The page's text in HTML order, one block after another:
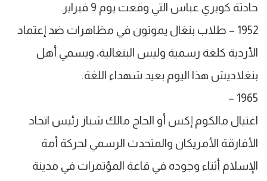
حادثة كوبري عباس التي وقعت يوم 9 فبراير.
1952 – طلاب بنغال يموتون في مظاهرات ضد إعتماد
الأردية كلغة رسمية وليس البنغالية، ويسمي أهل
بنغلاديش هذا اليوم بعيد شهداء اللغة.
1965 –
اغتيال مالكوم إكس أو الحاج مالك شباز رئيس اتحاد
الأفارقة الأمريكان والمتحدث الرسمي لحركة أمة
الإسلام أثناء وجوده في قاعة المؤتمرات في مدينة